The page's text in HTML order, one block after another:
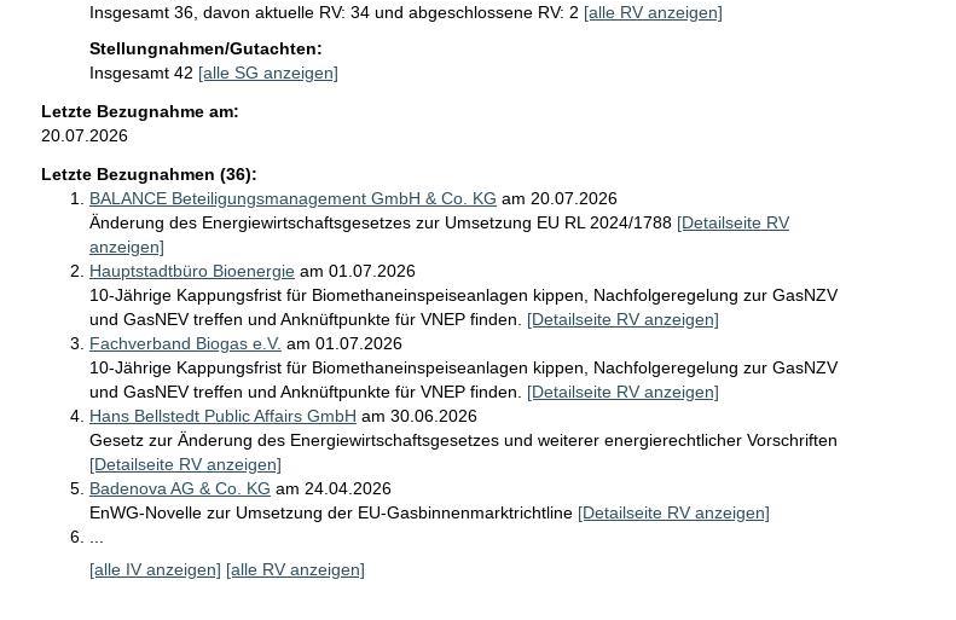
Insgesamt 36, davon aktuelle RV: 34 und abgeschlossene RV: 2 [alle RV anzeigen]
Stellungnahmen/Gutachten:
Insgesamt 42 [alle SG anzeigen]
Letzte Bezugnahme am:
20.07.2026
Letzte Bezugnahmen (36):
BALANCE Beteiligungsmanagement GmbH & Co. KG am 20.07.2026
Änderung des Energiewirtschaftsgesetzes zur Umsetzung EU RL 2024/1788 [Detailseite RV
anzeigen]
Hauptstadtbüro Bioenergie am 01.07.2026
10-Jährige Kappungsfrist für Biomethaneinspeiseanlagen kippen, Nachfolgeregelung zur GasNZV
und GasNEV treffen und Anknüftpunkte für VNEP finden. [Detailseite RV anzeigen]
Fachverband Biogas e.V. am 01.07.2026
10-Jährige Kappungsfrist für Biomethaneinspeiseanlagen kippen, Nachfolgeregelung zur GasNZV
und GasNEV treffen und Anknüftpunkte für VNEP finden. [Detailseite RV anzeigen]
Hans Bellstedt Public Affairs GmbH am 30.06.2026
Gesetz zur Änderung des Energiewirtschaftsgesetzes und weiterer energierechtlicher Vorschriften
[Detailseite RV anzeigen]
Badenova AG & Co. KG am 24.04.2026
EnWG-Novelle zur Umsetzung der EU-Gasbinnenmarktrichtline [Detailseite RV anzeigen]
n
s
[alle IV anzeigen] [alle RV anzeigen]